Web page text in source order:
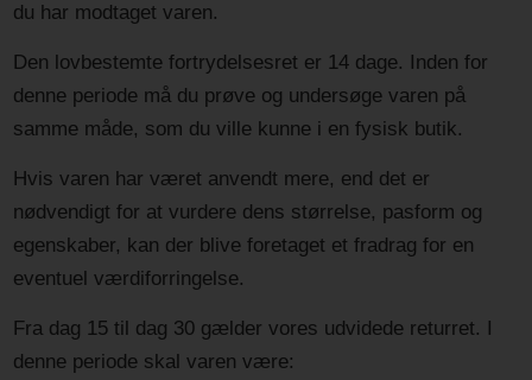
du har modtaget varen.
Den lovbestemte fortrydelsesret er 14 dage. Inden for
denne periode må du prøve og undersøge varen på
samme måde, som du ville kunne i en fysisk butik.
Hvis varen har været anvendt mere, end det er
nødvendigt for at vurdere dens størrelse, pasform og
egenskaber, kan der blive foretaget et fradrag for en
eventuel værdiforringelse.
Fra dag 15 til dag 30 gælder vores udvidede returret. I
denne periode skal varen være: